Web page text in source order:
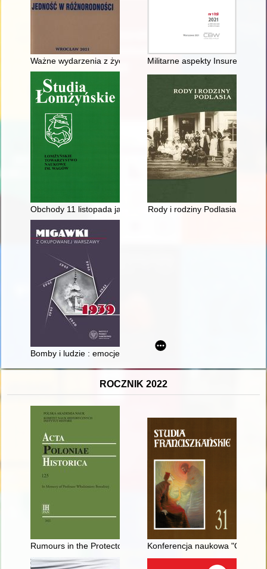
Ważne wydarzenia z życia Wrocławskiego Oddziału PTG
Militarne aspekty Insurekcji
Obchody 11 listopada jako forma aktywności opozycji
Rody i rodziny Podlasia
Bomby i ludzie : emocje i nastroje mieszkańców Warszawy w
ROCZNIK 2022
Rumours in the Protectorate of Bohemia and Moravia : 100
Konferencja naukowa